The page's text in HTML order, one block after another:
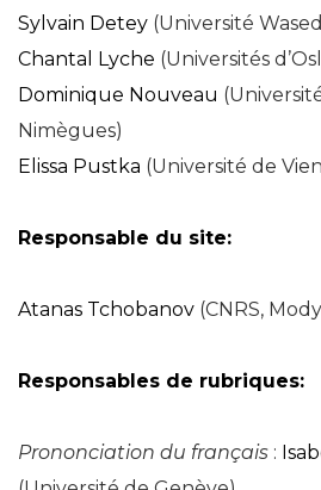
Sylvain Detey (Université
Chantal Lyche (Universités
Dominique Nouveau
Nimègues)
Elissa Pustka (Université de
Responsable du site:
Atanas Tchobanov (CNRS,
Responsables de rubriques:
Prononciation du français :